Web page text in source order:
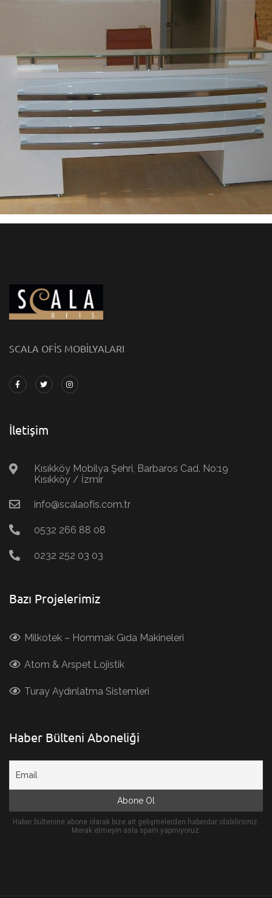
SCALA OFİS MOBİLYALARI
İletişim
Kısıkköy Mobilya Şehri, Barbaros Cad. No:19
Kısıkköy / İzmir
info@scalaofis.com.tr
0532 266 88 08
0232 252 03 03
Bazı Projelerimiz
Milkotek – Hommak Gıda Makineleri
Atom & Arspet Lojistik
Turay Aydınlatma Sistemleri
Haber Bülteni Aboneliği
Haber bültenine abone olarak bize ait gelişmelerden haberdar olabilirsiniz.
Merak etmeyin asla spam yapmıyoruz.